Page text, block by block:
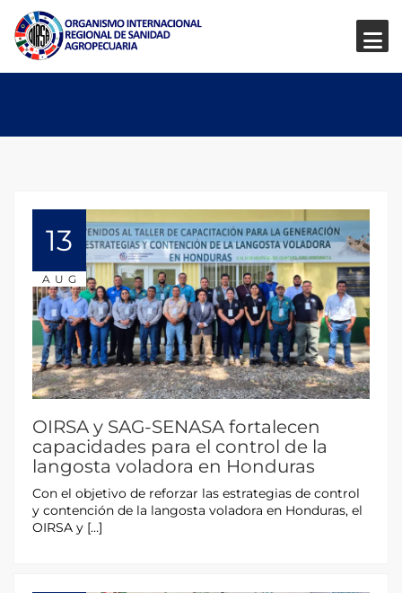
13
AUG
OIRSA y SAG-SENASA fortalecen
capacidades para el control de la
langosta voladora en Honduras
Con el objetivo de reforzar las estrategias de control
y contención de la langosta voladora en Honduras, el
OIRSA y […]